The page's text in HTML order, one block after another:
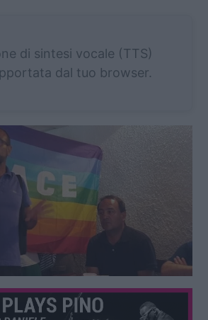
di sintesi vocale (TTS)
dal tuo browser.